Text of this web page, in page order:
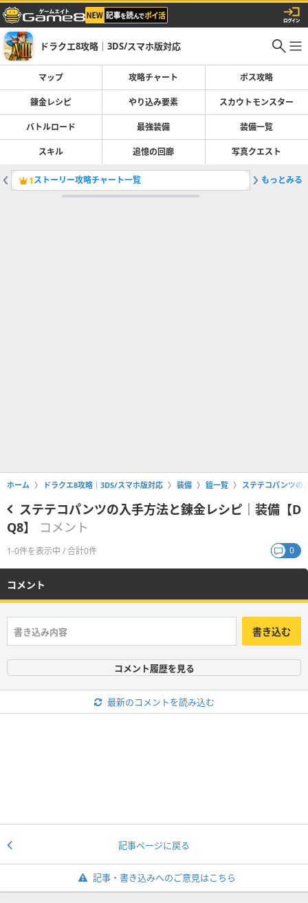
ドラクエ8攻略｜3DS/スマホ版対応
マップ 攻略チャート ボス攻略
錬金レシピ やり込み要素 スカウトモンスター
バトルロード 最強装備 装備一覧
スキル 追憶の回廊 写真クエスト
1ストーリー攻略チャート一覧 2錬金レ
もっとみる
ホーム ドラクエ8攻略｜3DS/スマホ版対応 装備 鎧一覧 ステテコパンツの
ステテコパンツの入手方法と錬金レシピ｜装備【D
Q8】
コメント
1-0件を表示中 / 合計0件 0
コメント
書き込む
コメント履歴を見る
最新のコメントを読み込む
記事ページに戻る
記事・書き込みへのご意見はこちら